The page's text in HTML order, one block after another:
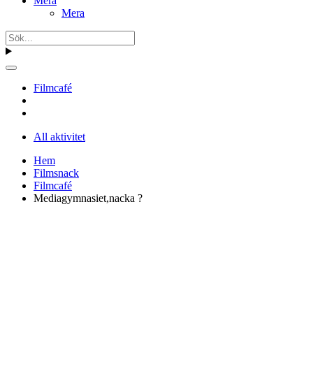
Mera
Filmcafé
All aktivitet
Hem
Filmsnack
Filmcafé
Mediagymnasiet,nacka ?